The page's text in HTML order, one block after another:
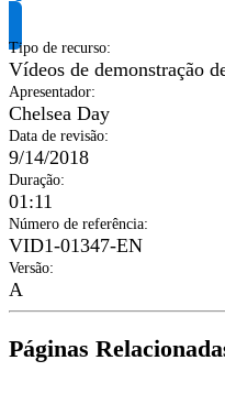
Tipo de recurso:
Vídeos de demonstração
Apresentador:
Chelsea Day
Data de revisão:
9/14/2018
Duração:
01:11
Número de referência:
VID1-01347-EN
Versão:
A
Páginas